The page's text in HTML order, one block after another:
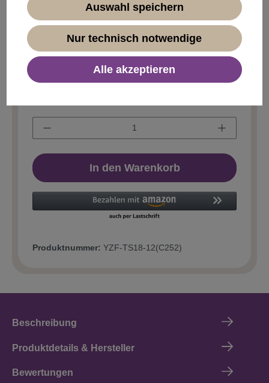
ab20 20% 4,79 €*
5,99 €*
* Preise inkl. MwSt. zzgl.Versandkosten
Sofort verfügbar, Lieferzeit 1-3 Tage
In den Warenkorb
Produktnummer: YZF-TS18-12(C252)
Beschreibung
Produktdetails & Hersteller
Bewertungen
Auswahl speichern
Nur technisch notwendige
Alle akzeptieren